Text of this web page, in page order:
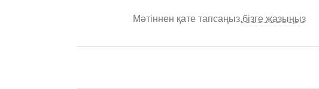
Мәтіннен қате тапсаңыз,бізге жазыңыз